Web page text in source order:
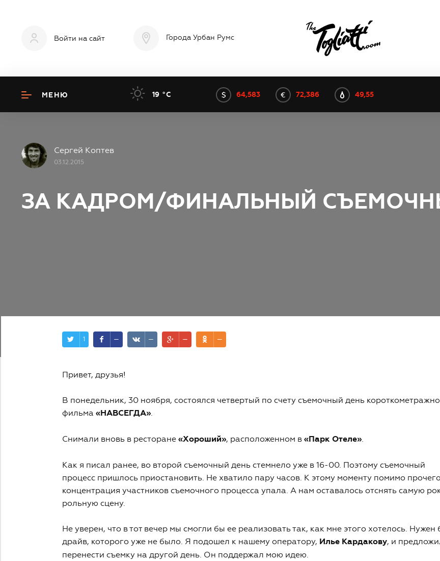
Войти на сайт Города Урбан Румс
МЕНЮ 1 19 °C 64,583 72,386 49,55
Сергей Коптев
03.12.2015
ЗА КАДРОМ/ФИНАЛЬНЫЙ
1 — — — —
Привет, друзья!
В понедельник, 30 ноября, состоялся четвертый по счету съемочный день
фильма «НАВСЕГДА».
Снимали вновь в ресторане «Хороший», расположенном в «Парк Отеле».
Как я писал ранее, во второй съемочный день стемнело уже в 16-00. Поэтому съемочный
процесс пришлось приостановить. Не хватило пару часов. К этому моменту помимо
концентрация участников съемочного процесса упала. А нам оставалось отснять самую
рольную сцену.
Не уверен, что в тот вечер мы смогли бы ее реализовать так, как мне этого хотелось. Нужен
драйв, которого уже не было. Я подошел к нашему оператору, Илье Кардакову, и
перенести съемку на другой день. Он поддержал мою идею.